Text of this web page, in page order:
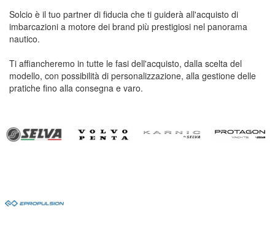
Solcio è il tuo partner di fiducia che ti guiderà all'acquisto di
imbarcazioni a motore dei brand più prestigiosi nel panorama
nautico.
Ti affiancheremo in tutte le fasi dell'acquisto, dalla scelta del
modello, con possibilità di personalizzazione, alla gestione delle
pratiche fino alla consegna e varo.